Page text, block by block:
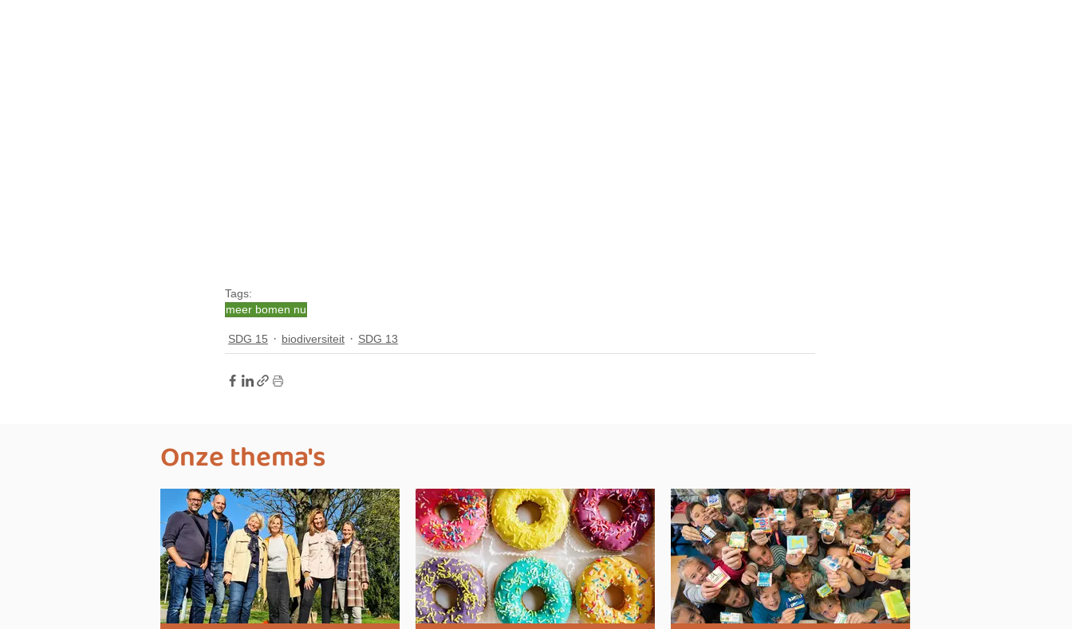
Tags:
meer bomen nu
SDG 15 biodiversiteit SDG 13
Onze thema's